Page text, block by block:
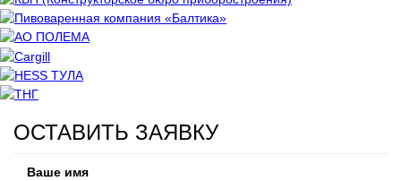
ОСТАВИТЬ ЗАЯВКУ
Ваше имя